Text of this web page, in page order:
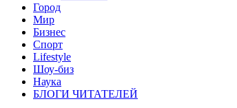
Город
Мир
Бизнес
Спорт
Lifestyle
Шоу-биз
Наука
БЛОГИ ЧИТАТЕЛЕЙ